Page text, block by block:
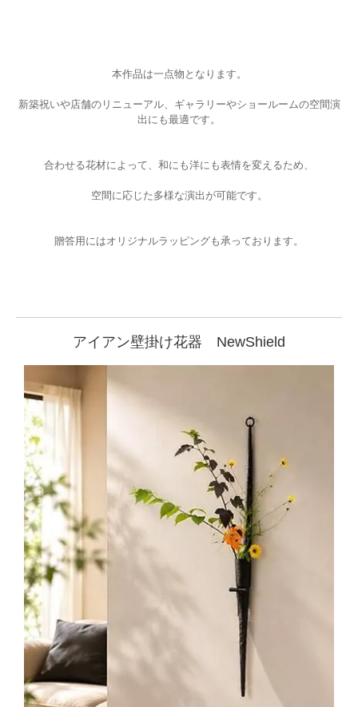
本作品は一点物となります。
新築祝いや店舗のリニューアル、ギャラリーやショールームの空間演
出にも最適です。
合わせる花材によって、和にも洋にも表情を変えるため、
空間に応じた多様な演出が可能です。
贈答用にはオリジナルラッピングも承っております。
アイアン壁掛け花器 NewShield